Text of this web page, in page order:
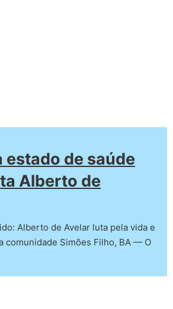
estado de saúde
Alberto de
Alberto de Avelar luta pela vida e
comunidade Simões Filho, BA — O